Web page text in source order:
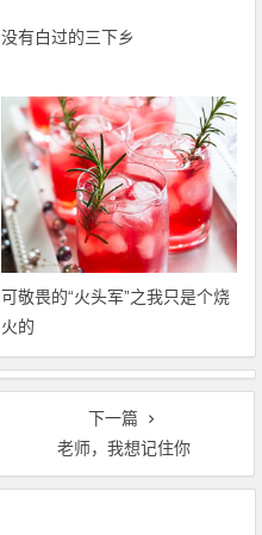
没有白过的三下乡
可敬畏的“火头军”之我只是个烧
火的
下一篇
老师，我想记住你